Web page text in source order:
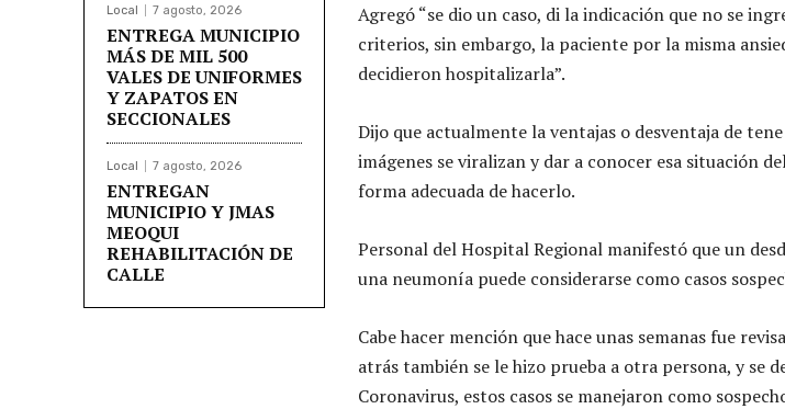
Local 7 agosto, 2026
ENTREGA MUNICIPIO
MÁS DE MIL 500
VALES DE UNIFORMES
Y ZAPATOS EN
SECCIONALES
Local 7 agosto, 2026
ENTREGAN
MUNICIPIO Y JMAS
MEOQUI
REHABILITACIÓN DE
CALLE
Agregó “se dio un caso, di la indicación que no se
criterios, sin embargo, la paciente por la misma
decidieron hospitalizarla”.
Dijo que actualmente la ventajas o desventaja de tene
imágenes se viralizan y dar a conocer esa situación
forma adecuada de hacerlo.
Personal del Hospital Regional manifestó que un
una neumonía puede considerarse como casos
Cabe hacer mención que hace unas semanas fue
atrás también se le hizo prueba a otra persona, y se
Coronavirus, estos casos se manejaron como